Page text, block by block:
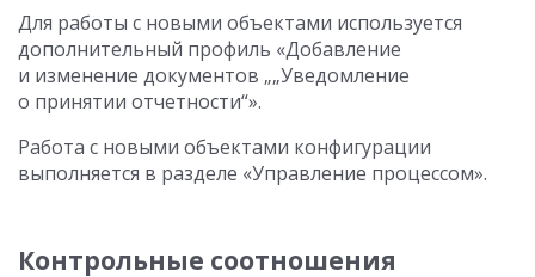
Для работы с новыми объектами используется
дополнительный профиль «Добавление
и изменение документов „„Уведомление
о принятии отчетности“».
Работа с новыми объектами конфигурации
выполняется в разделе «Управление процессом».
Контрольные соотношения